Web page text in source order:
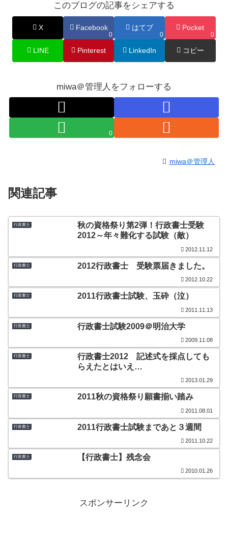
このブログの記事をシェアする
X Facebook
0
はてブ
0
Pocket
0
LINE Pinterest LinkedIn コピー
miwa＠管理人をフォローする
0
miwa＠管理人
関連記事
行政書士
秋の資格祭り第2弾！行政書士受験
2012～年々難化する試験（敵）
2012.11.12
行政書士 2012行政書士 受験票届きました。
2012.10.22
行政書士 2011行政書士試験、玉砕（泣）
2011.11.13
行政書士 行政書士試験2009＠明治大学
2009.11.08
行政書士
行政書士2012 記述式を採点しても
らえたとはいえ…
2013.01.29
行政書士 2011秋の資格祭り願書揃い踏み
2011.08.01
行政書士 2011行政書士試験まであと３週間
2011.10.22
行政書士 【行政書士】残念会
2010.01.26
スポンサーリンク